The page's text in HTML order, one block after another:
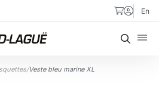
En
/Veste bleu marine XL